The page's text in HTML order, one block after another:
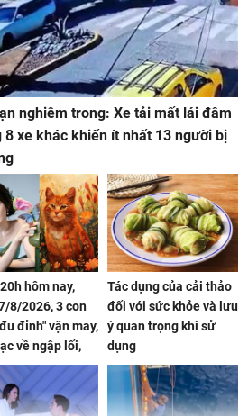
nghiêm trong: Xe tải mất lái đâm
8 xe khác khiến ít nhất 13 người bị
hôm nay,
8/2026, 3 con
đỉnh" vận may,
về ngập lối,
ấm no, tình
mãn
Tác dụng của cải thảo
đối với sức khỏe và lưu
ý quan trọng khi sử
dụng